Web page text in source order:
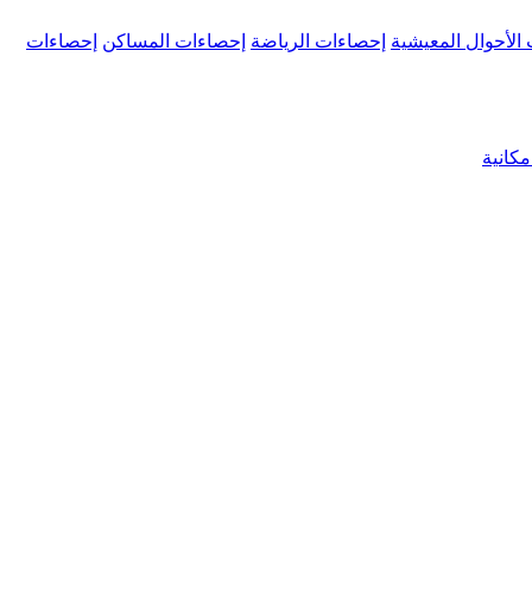
الأحوال المعيشية إحصاءات الرياضة إحصاءات المساكن إحصاءات